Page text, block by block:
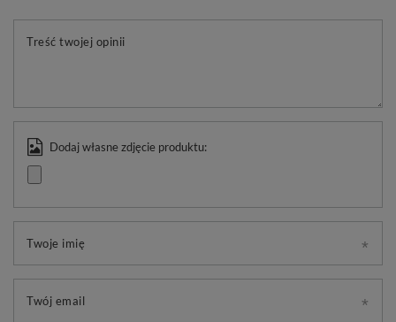
Treść twojej opinii
Dodaj własne zdjęcie produktu:
Twoje imię
Twój email